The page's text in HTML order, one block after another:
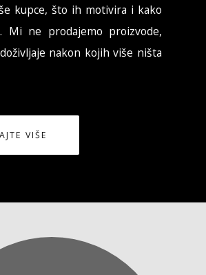
kupce, što ih motivira i kako
Mi ne prodajemo proizvode,
nakon kojih više ništa
VIŠE